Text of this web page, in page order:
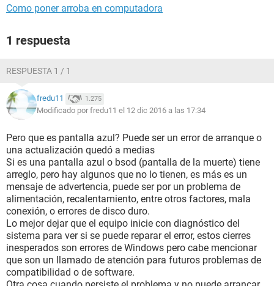
Como poner arroba en computadora
1 respuesta
RESPUESTA 1 / 1
fredu11 1.275
Modificado por fredu11 el 12 dic 2016 a las 17:34
Pero que es pantalla azul? Puede ser un error de arranque o
una actualización quedó a medias
Si es una pantalla azul o bsod (pantalla de la muerte) tiene
arreglo, pero hay algunos que no lo tienen, es más es un
mensaje de advertencia, puede ser por un problema de
alimentación, recalentamiento, entre otros factores, mala
conexión, o errores de disco duro.
Lo mejor dejar que el equipo inicie con diagnóstico del
sistema para ver si se puede reparar el error, estos cierres
inesperados son errores de Windows pero cabe mencionar
que son un llamado de atención para futuros problemas de
compatibilidad o de software.